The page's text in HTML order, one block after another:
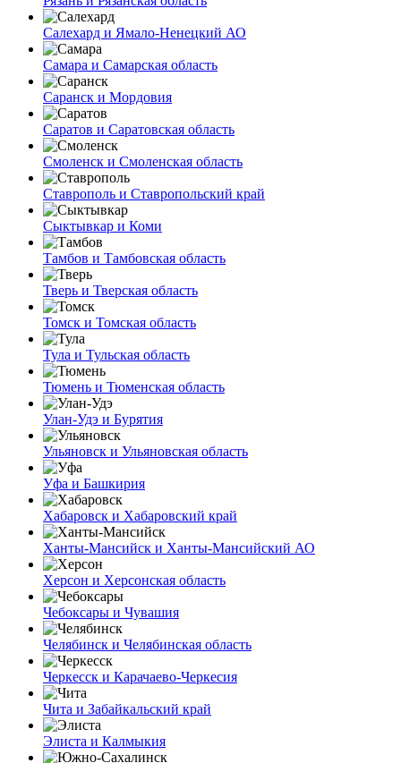
Салехард и Ямало-Ненецкий АО
Самара и Самарская область
Саранск и Мордовия
Саратов и Саратовская область
Смоленск и Смоленская область
Ставрополь и Ставропольский край
Сыктывкар и Коми
Тамбов и Тамбовская область
Тверь и Тверская область
Томск и Томская область
Тула и Тульская область
Тюмень и Тюменская область
Улан-Удэ и Бурятия
Ульяновск и Ульяновская область
Уфа и Башкирия
Хабаровск и Хабаровский край
Ханты-Мансийск и Ханты-Мансийский АО
Херсон и Херсонская область
Чебоксары и Чувашия
Челябинск и Челябинская область
Черкесск и Карачаево-Черкесия
Чита и Забайкальский край
Элиста и Калмыкия